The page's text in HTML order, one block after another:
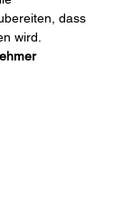
dass
wird.